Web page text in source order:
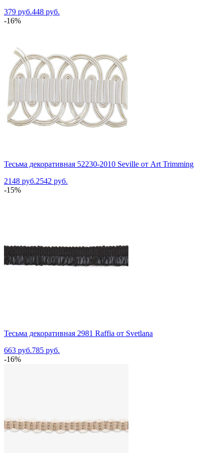
379 руб.448 руб.
-16%
Тесьма декоративная 52230-2010 Seville от Art Trimming
2148 руб.2542 руб.
-15%
Тесьма декоративная 2981 Raffia от Svetlana
663 руб.785 руб.
-16%